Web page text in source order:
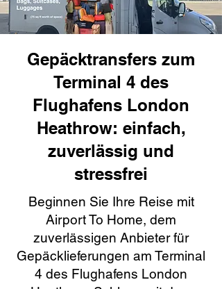
Gepäcktransfers zum
Terminal 4 des
Flughafens London
Heathrow: einfach,
zuverlässig und
stressfrei
Beginnen Sie Ihre Reise mit
Airport To Home, dem
zuverlässigen Anbieter für
Gepäcklieferungen am Terminal
4 des Flughafens London